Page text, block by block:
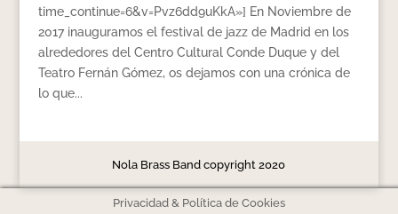
time_continue=6&v=Pvz6dd9uKkA»] En Noviembre de
2017 inauguramos el festival de jazz de Madrid en los
alrededores del Centro Cultural Conde Duque y del
Teatro Fernán Gómez, os dejamos con una crónica de
lo que...
Nola Brass Band copyright 2020
Privacidad & Política de Cookies